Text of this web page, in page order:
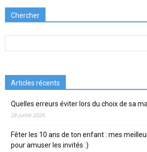
Chercher
Articles récents
Quelles erreurs éviter lors du choix de sa
28 juillet 2026
Fêter les 10 ans de ton enfant : mes
pour amuser les invités :)